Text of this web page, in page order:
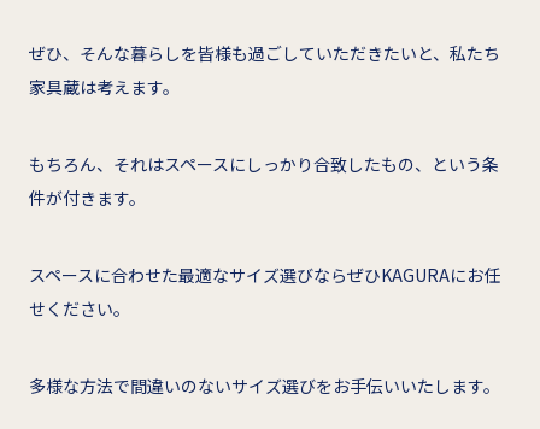
ぜひ、そんな暮らしを皆様も過ごしていただきたいと、私たち
家具蔵は考えます。
もちろん、それはスペースにしっかり合致したもの、という条
件が付きます。
スペースに合わせた最適なサイズ選びならぜひKAGURAにお任
せください。
多様な方法で間違いのないサイズ選びをお手伝いいたします。